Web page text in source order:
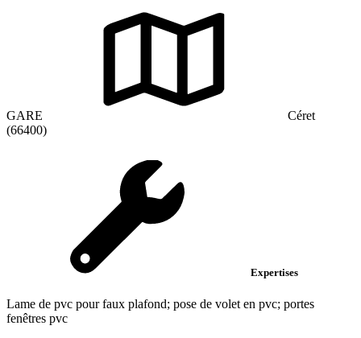
GARE
Céret
(66400)
Expertises
Lame de pvc pour faux plafond; pose de volet en pvc; portes
fenêtres pvc